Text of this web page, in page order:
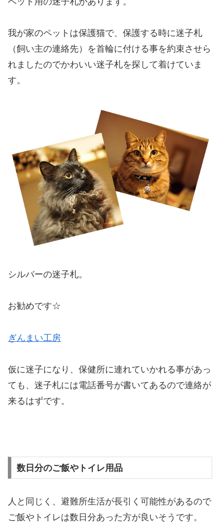
我が家のペットは保護猫で、保護する時に迷子札
（飼い主の連絡先）を首輪に付ける事を約束させら
れましたのでかわいい迷子札を探して着けていま
す。
シルバーの迷子札。
お勧めです☆
ぎんまい工房
仮に迷子になり、保健所に連れていかれる事があっ
ても、迷子札には電話番号が書いてあるので連絡が
来るはずです。
数日分のご飯やトイレ用品
人と同じく、避難所生活が長引く可能性があるので
ご飯やトイレは数日分あった方が良いそうです。